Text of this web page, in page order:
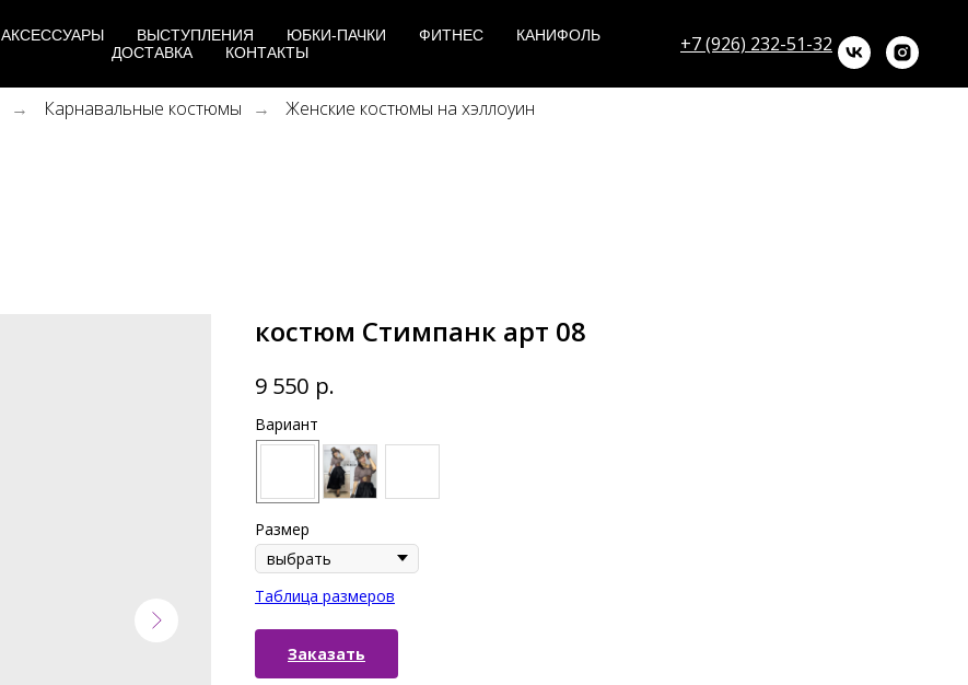
АКСЕССУАРЫ ВЫСТУПЛЕНИЯ ЮБКИ-ПАЧКИ ФИТНЕС
КАНИФОЛЬ
ДОСТАВКА
КОНТАКТЫ +7 (926) 232-51-32
→ Карнавальные костюмы → Женские костюмы на хэллоуин
костюм Стимпанк арт 08
9 550 р.
Вариант
Размер
Таблица размеров
Заказать